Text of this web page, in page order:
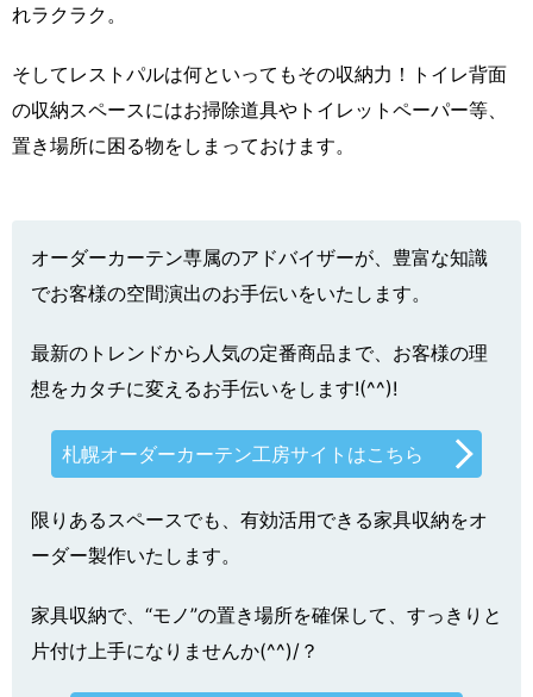
れラクラク。
そしてレストパルは何といってもその収納力！トイレ背面
の収納スペースにはお掃除道具やトイレットペーパー等、
置き場所に困る物をしまっておけます。
オーダーカーテン専属のアドバイザーが、豊富な知識
でお客様の空間演出のお手伝いをいたします。
最新のトレンドから人気の定番商品まで、お客様の理
想をカタチに変えるお手伝いをします!(^^)!
札幌オーダーカーテン工房サイトはこちら
限りあるスペースでも、有効活用できる家具収納をオ
ーダー製作いたします。
家具収納で、“モノ”の置き場所を確保して、すっきりと
片付け上手になりませんか(^^)/？